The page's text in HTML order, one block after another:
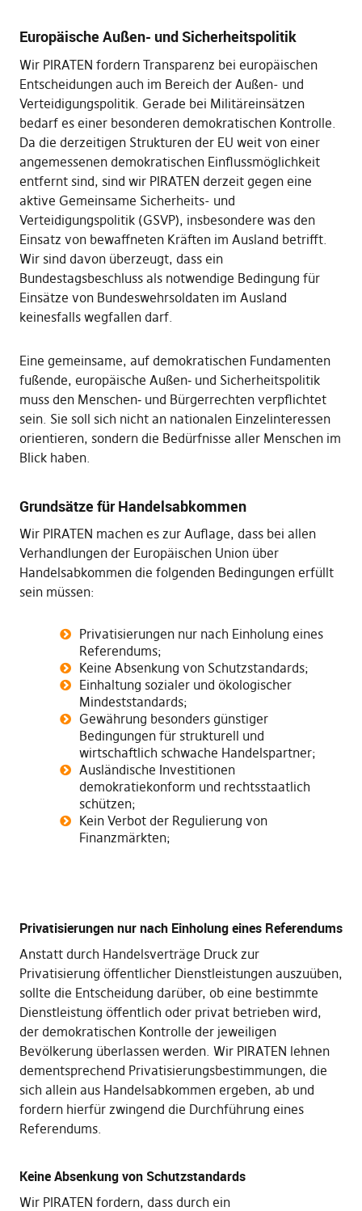
Europäische Außen- und Sicherheitspolitik
Wir PIRATEN fordern Transparenz bei europäischen
Entscheidungen auch im Bereich der Außen- und
Verteidigungspolitik. Gerade bei Militäreinsätzen
bedarf es einer besonderen demokratischen Kontrolle.
Da die derzeitigen Strukturen der EU weit von einer
angemessenen demokratischen Einflussmöglichkeit
entfernt sind, sind wir PIRATEN derzeit gegen eine
aktive Gemeinsame Sicherheits- und
Verteidigungspolitik (GSVP), insbesondere was den
Einsatz von bewaffneten Kräften im Ausland betrifft.
Wir sind davon überzeugt, dass ein
Bundestagsbeschluss als notwendige Bedingung für
Einsätze von Bundeswehrsoldaten im Ausland
keinesfalls wegfallen darf.
Eine gemeinsame, auf demokratischen Fundamenten
fußende, europäische Außen‑ und Sicherheitspolitik
muss den Menschen‑ und Bürgerrechten verpflichtet
sein. Sie soll sich nicht an nationalen Einzelinteressen
orientieren, sondern die Bedürfnisse aller Menschen im
Blick haben.
Grundsätze für Handelsabkommen
Wir PIRATEN machen es zur Auflage, dass bei allen
Verhandlungen der Europäischen Union über
Handelsabkommen die folgenden Bedingungen erfüllt
sein müssen:
Privatisierungen nur nach Einholung eines
Referendums;
Keine Absenkung von Schutzstandards;
Einhaltung sozialer und ökologischer
Mindeststandards;
Gewährung besonders günstiger
Bedingungen für strukturell und
wirtschaftlich schwache Handelspartner;
Ausländische Investitionen
demokratiekonform und rechtsstaatlich
schützen;
Kein Verbot der Regulierung von
Finanzmärkten;
Privatisierungen nur nach Einholung eines Referendums
Anstatt durch Handelsverträge Druck zur
Privatisierung öffentlicher Dienstleistungen auszuüben,
sollte die Entscheidung darüber, ob eine bestimmte
Dienstleistung öffentlich oder privat betrieben wird,
der demokratischen Kontrolle der jeweiligen
Bevölkerung überlassen werden. Wir PIRATEN lehnen
dementsprechend Privatisierungsbestimmungen, die
sich allein aus Handelsabkommen ergeben, ab und
fordern hierfür zwingend die Durchführung eines
Referendums.
Keine Absenkung von Schutzstandards
Wir PIRATEN fordern, dass durch ein